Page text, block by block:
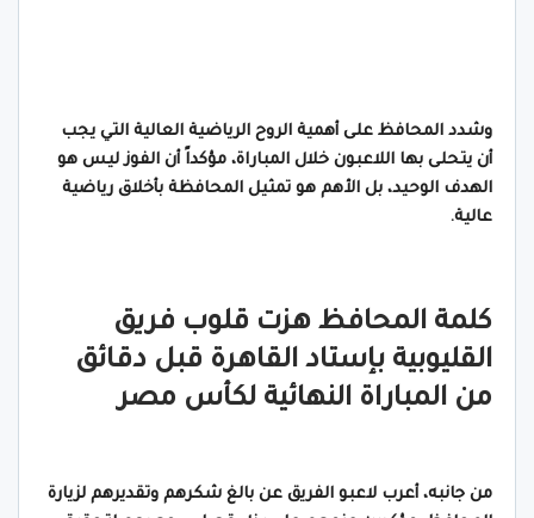
وشدد المحافظ على أهمية الروح الرياضية العالية التي يجب
أن يتحلى بها اللاعبون خلال المباراة، مؤكداً أن الفوز ليس هو
الهدف الوحيد، بل الأهم هو تمثيل المحافظة بأخلاق رياضية
عالية.
كلمة المحافظ هزت قلوب فريق
القليوبية بإستاد القاهرة قبل دقائق
من المباراة النهائية لكأس مصر
من جانبه، أعرب لاعبو الفريق عن بالغ شكرهم وتقديرهم لزيارة